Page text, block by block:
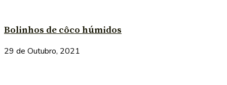
Bolinhos de côco húmidos
29 de Outubro, 2021